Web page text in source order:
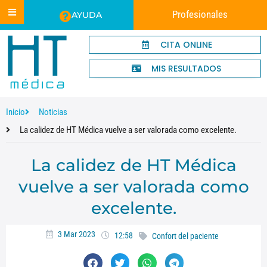
AYUDA Profesionales
CITA ONLINE
MIS RESULTADOS
Inicio
Noticias
La calidez de HT Médica vuelve a ser valorada como excelente.
La calidez de HT Médica
vuelve a ser valorada como
excelente.
3 Mar 2023 12:58 Confort del paciente